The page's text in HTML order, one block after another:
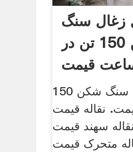
زغال سنگ
شکن 150 تن در
قیمت
قابل حمل زغال سنگ شکن 150
نقاله قیمت
نقاله سهند قیمت
متحرک قیمت